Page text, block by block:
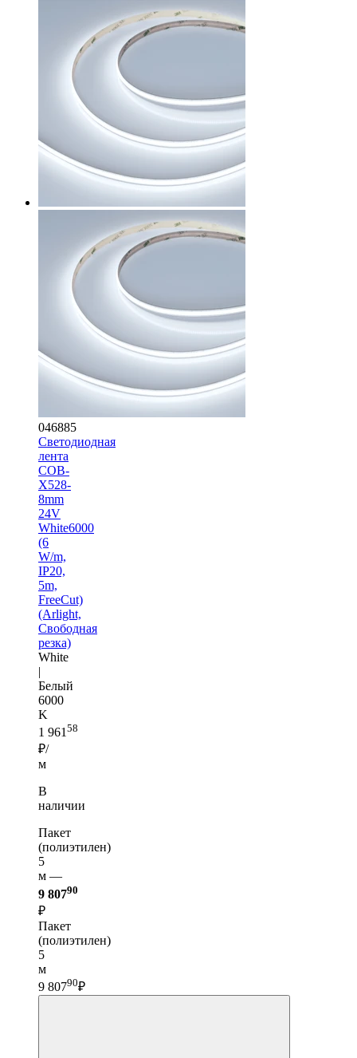
046885
Светодиодная
лента
COB-
X528-
8mm
24V
White6000
(6
W/m,
IP20,
5m,
FreeCut)
(Arlight,
Свободная
резка)
White
|
Белый
6000
K
1 961 58
₽/
м
В
наличии
Пакет
(полиэтилен)
5
м —
9 80790
₽
Пакет
(полиэтилен)
5
м
9 80790₽